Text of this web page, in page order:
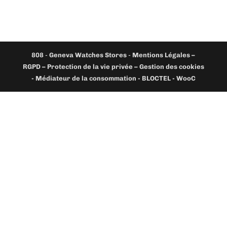
808 -Geneva Watches Stores - Mentions Légales –
RGPD – Protection de la vie privée – Gestion des cookies
- Médiateur de la consommation - BLOCTEL - WooC